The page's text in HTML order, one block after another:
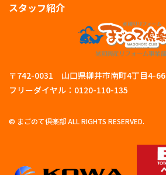
〒742-0031 山口県柳井市南町4丁目4-66
フリーダイヤル：0120-110-135
© まごのて倶楽部 ALL RIGHTS RESERVED.
スタッフ紹介